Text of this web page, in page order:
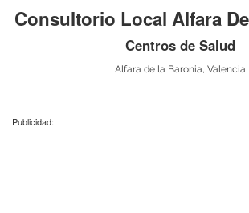
Consultorio Local Alfara
Centros de Salud
Alfara de la Baronia, Valencia
Publicidad: